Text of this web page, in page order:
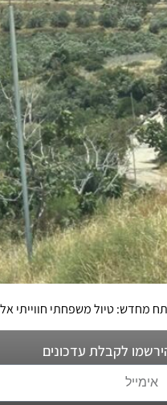
מחדש: טיול משפחתי חווייתי אל
לקבלת עדכונים